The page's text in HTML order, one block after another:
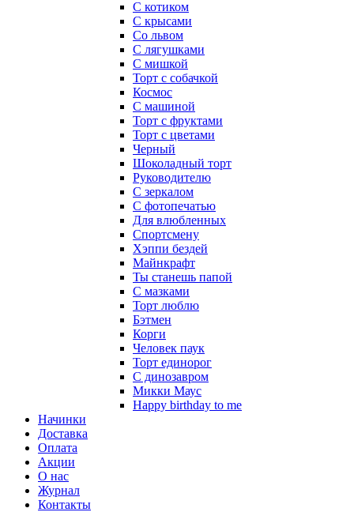
С котиком
С крысами
Со львом
С лягушками
С мишкой
Торт с собачкой
Космос
С машиной
Торт с фруктами
Торт с цветами
Черный
Шоколадный торт
Руководителю
С зеркалом
С фотопечатью
Для влюбленных
Спортсмену
Хэппи бездей
Майнкрафт
Ты станешь папой
С мазками
Торт люблю
Бэтмен
Корги
Человек паук
Торт единорог
С динозавром
Микки Маус
Happy birthday to me
Начинки
Доставка
Оплата
Акции
О нас
Журнал
Контакты